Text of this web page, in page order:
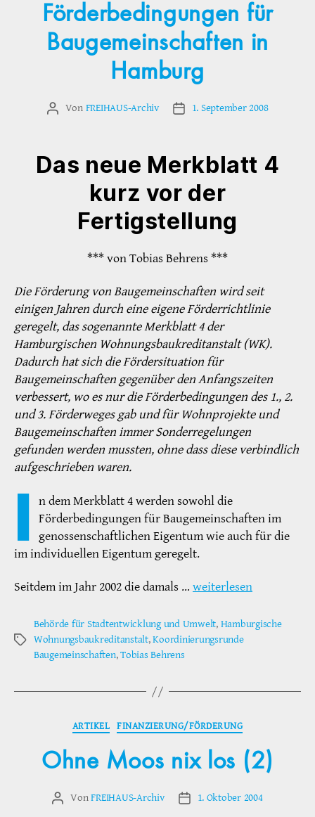
Förderbedingungen für
Baugemeinschaften in
Hamburg
Beitragsautor
Von FREIHAUS-Archiv Veröffentlichungsdatum
1. September 2008
Das neue Merkblatt 4
kurz vor der
Fertigstellung
*** von Tobias Behrens ***
Die Förderung von Baugemeinschaften wird seit
einigen Jahren durch eine eigene Förderrichtlinie
geregelt, das sogenannte Merkblatt 4 der
Hamburgischen Wohnungsbaukreditanstalt (WK).
Dadurch hat sich die Fördersituation für
Baugemeinschaften gegenüber den Anfangszeiten
verbessert, wo es nur die Förderbedingungen des 1., 2.
und 3. Förderweges gab und für Wohnprojekte und
Baugemeinschaften immer Sonderregelungen
gefunden werden mussten, ohne dass diese verbindlich
aufgeschrieben waren.
I n dem Merkblatt 4 werden sowohl die
Förderbedingungen für Baugemeinschaften im
genossenschaftlichen Eigentum wie auch für die
im individuellen Eigentum geregelt.
Seitdem im Jahr 2002 die damals … weiterlesen
Schlagwörter
Behörde für Stadtentwicklung und Umwelt, Hamburgische
Wohnungsbaukreditanstalt,Koordinierungsrunde
Baugemeinschaften,Tobias Behrens
Kategorien
ARTIKEL FINANZIERUNG/FÖRDERUNG
Ohne Moos nix los (2)
Beitragsautor
VonFREIHAUS-Archiv Veröffentlichungsdatum
1. Oktober 2004